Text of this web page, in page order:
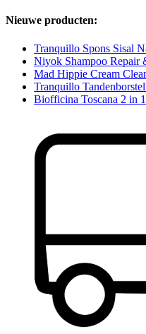
Nieuwe producten:
Tranquillo Spons Sisal
Niyok Shampoo Repair
Mad Hippie Cream
Tranquillo
Biofficina Toscana 2 in